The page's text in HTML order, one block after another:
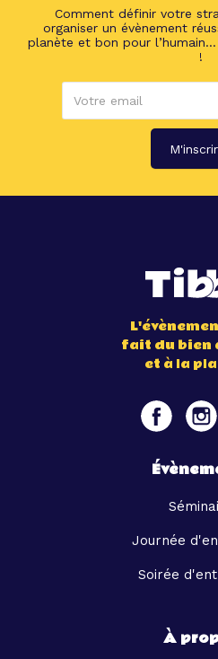
Comment définir votre
organiser un évènement
planète et bon pour
!
fait du bien
et à la
Journée
Soirée
À